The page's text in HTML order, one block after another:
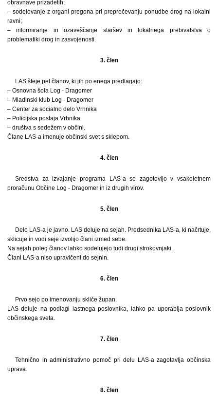
obravnave prizadetih;
– sodelovanje z organi pregona pri preprečevanju ponudbe drog na lokalni
ravni;
– informiranje in ozaveščanje staršev in lokalnega prebivalstva o
problematiki drog in zasvojenosti.
3. člen
LAS šteje pet članov, ki jih po enega predlagajo:
– Osnovna šola Log - Dragomer
– Mladinski klub Log - Dragomer
– Center za socialno delo Vrhnika
– Policijska postaja Vrhnika
– društva s sedežem v občini.
Člane LAS-a imenuje občinski svet s sklepom.
4. člen
Sredstva za izvajanje programa LAS-a se zagotovijo v vsakoletnem
proračunu Občine Log - Dragomer in iz drugih virov.
5. člen
Delo LAS-a je javno. LAS deluje na sejah. Predsednika LAS-a, ki načrtuje,
sklicuje in vodi seje izvolijo člani izmed sebe.
Na sejah poleg članov lahko sodelujejo tudi drugi strokovnjaki.
Člani LAS-a niso upravičeni do sejnin.
6. člen
Prvo sejo po imenovanju skliče župan.
LAS deluje na podlagi lastnega poslovnika, lahko pa uporablja poslovnik
občinskega sveta.
7. člen
Tehnično in administrativno pomoč pri delu LAS-a zagotavlja občinska
uprava.
8. člen